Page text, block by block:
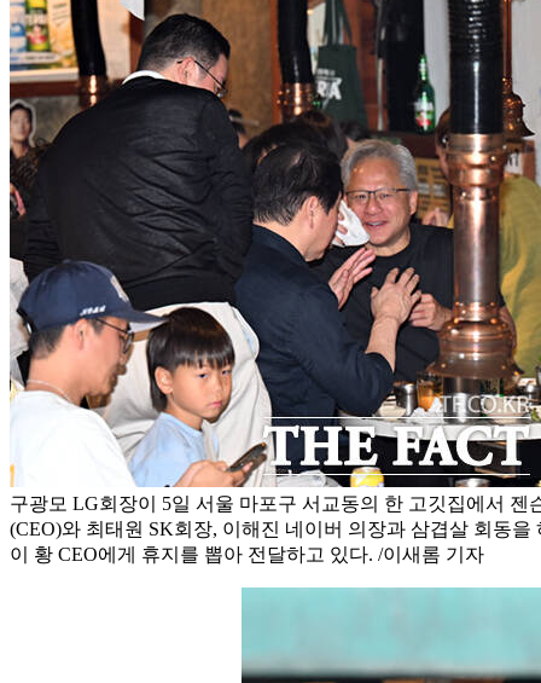
구광모 LG회장이 5일 서울 마포구 서교동의 한 고깃집에서 젠
(CEO)와 최태원 SK회장, 이해진 네이버 의장과 삼겹살 회동을
이 황 CEO에게 휴지를 뽑아 전달하고 있다. /이새롬 기자